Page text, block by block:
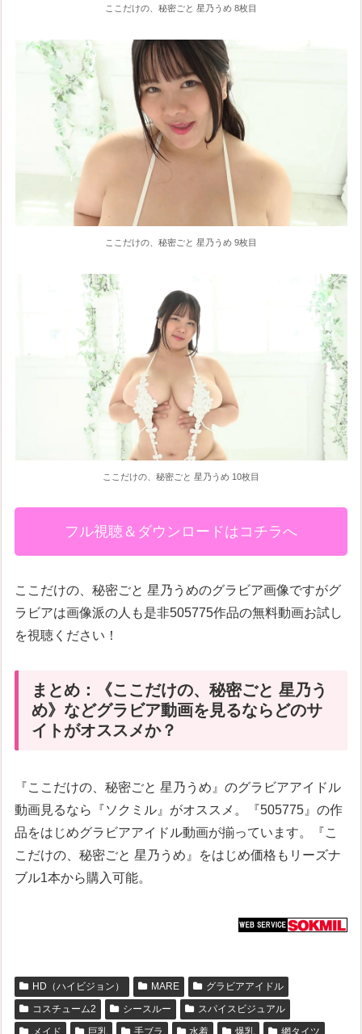
ここだけの、秘密ごと 星乃うめ 8枚目
ここだけの、秘密ごと 星乃うめ 9枚目
ここだけの、秘密ごと 星乃うめ 10枚目
フル視聴＆ダウンロードはコチラへ
ここだけの、秘密ごと 星乃うめのグラビア画像ですがグ
ラビアは画像派の人も是非505775作品の無料動画お試し
を視聴ください！
まとめ：《ここだけの、秘密ごと 星乃う
め》などグラビア動画を見るならどのサ
イトがオススメか？
『ここだけの、秘密ごと 星乃うめ』のグラビアアイドル
動画見るなら『ソクミル』がオススメ。『505775』の作
品をはじめグラビアアイドル動画が揃っています。『こ
こだけの、秘密ごと 星乃うめ』をはじめ価格もリーズナ
ブル1本から購入可能。
HD（ハイビジョン） MARE
グラビアアイドル
コスチューム2
シースルー
スパイスビジュアル
メイド
巨乳 手ブラ 水着 爆乳
網タイツ